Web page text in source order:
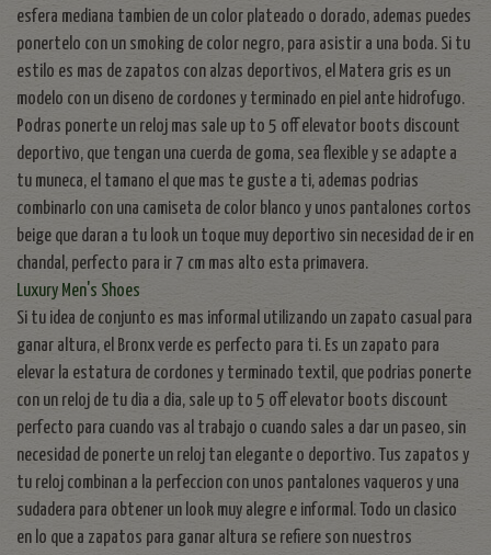
esfera mediana tambien de un color plateado o dorado, ademas puedes
ponertelo con un smoking de color negro, para asistir a una boda. Si tu
estilo es mas de zapatos con alzas deportivos, el Matera gris es un
modelo con un diseno de cordones y terminado en piel ante hidrofugo.
Podras ponerte un reloj mas sale up to 5 off elevator boots discount
deportivo, que tengan una cuerda de goma, sea flexible y se adapte a
tu muneca, el tamano el que mas te guste a ti, ademas podrias
combinarlo con una camiseta de color blanco y unos pantalones cortos
beige que daran a tu look un toque muy deportivo sin necesidad de ir en
chandal, perfecto para ir 7 cm mas alto esta primavera.
Luxury Men's Shoes
Si tu idea de conjunto es mas informal utilizando un zapato casual para
ganar altura, el Bronx verde es perfecto para ti. Es un zapato para
elevar la estatura de cordones y terminado textil, que podrias ponerte
con un reloj de tu dia a dia, sale up to 5 off elevator boots discount
perfecto para cuando vas al trabajo o cuando sales a dar un paseo, sin
necesidad de ponerte un reloj tan elegante o deportivo. Tus zapatos y
tu reloj combinan a la perfeccion con unos pantalones vaqueros y una
sudadera para obtener un look muy alegre e informal. Todo un clasico
en lo que a zapatos para ganar altura se refiere son nuestros